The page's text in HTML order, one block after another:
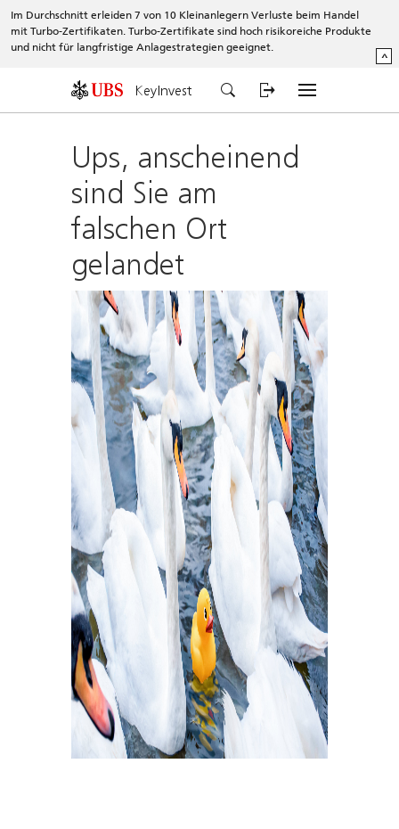
Im Durchschnitt erleiden 7 von 10 Kleinanlegern Verluste beim Handel
mit Turbo-Zertifikaten. Turbo-Zertifikate sind hoch risikoreiche Produkte
und nicht für langfristige Anlagestrategien geeignet.
^
KeyInvest
Ups, anscheinend
sind Sie am
falschen Ort
gelandet